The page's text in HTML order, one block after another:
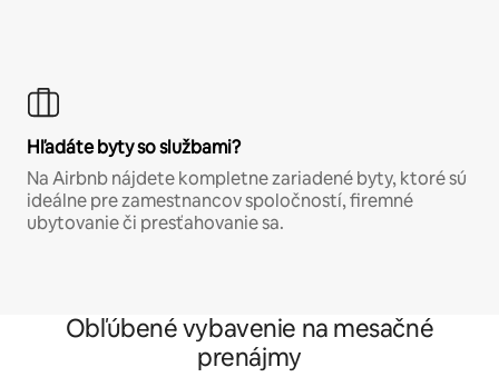
Hľadáte byty so službami?
Na Airbnb nájdete kompletne zariadené byty, ktoré sú
ideálne pre zamestnancov spoločností, firemné
ubytovanie či presťahovanie sa.
Obľúbené vybavenie na mesačné
prenájmy